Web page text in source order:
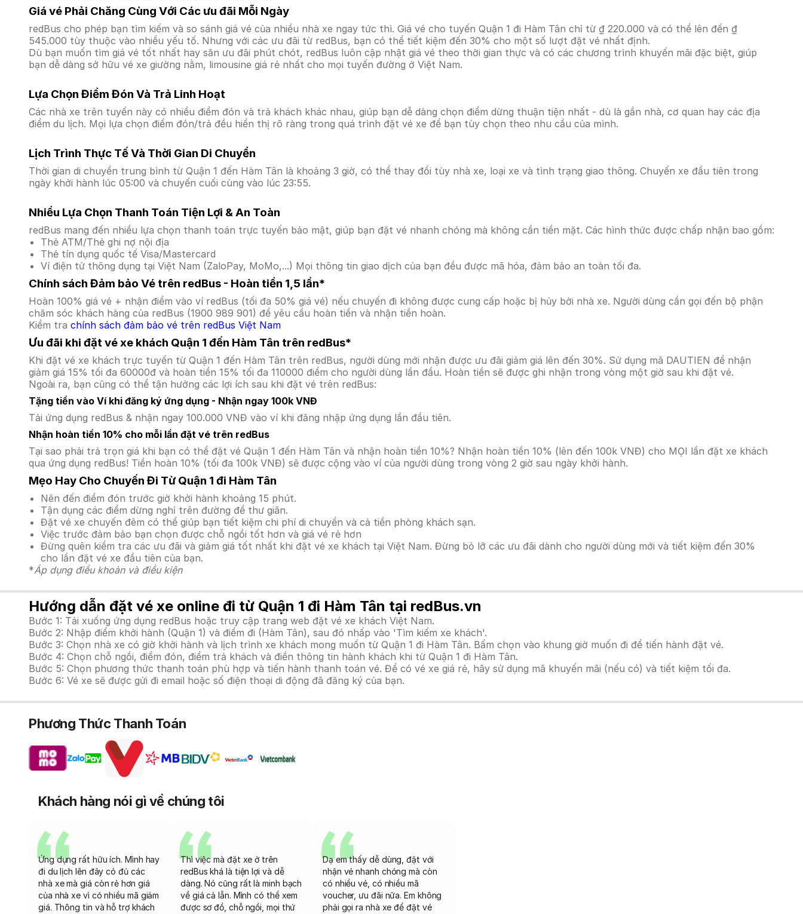
Giá vé Phải Chăng Cùng Với Các ưu đãi Mỗi Ngày
redBus cho phép bạn tìm kiếm và so sánh giá vé của nhiều nhà xe ngay tức thì. Giá vé cho tuyến Quận 1 đi Hàm Tân chỉ từ ₫ 220.000 và có thể lên đến ₫
545.000 tùy thuộc vào nhiều yếu tố. Nhưng với các ưu đãi từ redBus, bạn có thể tiết kiệm đến 30% cho một số lượt đặt vé nhất định.
Dù bạn muốn tìm giá vé tốt nhất hay săn ưu đãi phút chót, redBus luôn cập nhật giá vé theo thời gian thực và có các chương trình khuyến mãi đặc biệt, giúp
bạn dễ dàng sở hữu vé xe giường nằm, limousine giá rẻ nhất cho mọi tuyến đường ở Việt Nam.
Lựa Chọn Điểm Đón Và Trả Linh Hoạt
Các nhà xe trên tuyến này có nhiều điểm đón và trả khách khác nhau, giúp bạn dễ dàng chọn điểm dừng thuận tiện nhất - dù là gần nhà, cơ quan hay các địa
điểm du lịch. Mọi lựa chọn điểm đón/trả đều hiển thị rõ ràng trong quá trình đặt vé xe để bạn tùy chọn theo nhu cầu của mình.
Lịch Trình Thực Tế Và Thời Gian Di Chuyển
Thời gian di chuyển trung bình từ Quận 1 đến Hàm Tân là khoảng 3 giờ, có thể thay đổi tùy nhà xe, loại xe và tình trạng giao thông. Chuyến xe đầu tiên trong
ngày khởi hành lúc 05:00 và chuyến cuối cùng vào lúc 23:55.
Nhiều Lựa Chọn Thanh Toán Tiện Lợi & An Toàn
redBus mang đến nhiều lựa chọn thanh toán trực tuyến bảo mật, giúp bạn đặt vé nhanh chóng mà không cần tiền mặt. Các hình thức được chấp nhận bao gồm:
Thẻ ATM/Thẻ ghi nợ nội địa
Thẻ tín dụng quốc tế Visa/Mastercard
Ví điện tử thông dụng tại Việt Nam (ZaloPay, MoMo,...) Mọi thông tin giao dịch của bạn đều được mã hóa, đảm bảo an toàn tối đa.
Chính sách Đảm bảo Vé trên redBus - Hoàn tiền 1,5 lần*
Hoàn 100% giá vé + nhận điểm vào ví redBus (tối đa 50% giá vé) nếu chuyến đi không được cung cấp hoặc bị hủy bởi nhà xe. Người dùng cần gọi đến bộ phận
chăm sóc khách hàng của redBus (1900 989 901) để yêu cầu hoàn tiền và nhận tiền hoàn.
Kiểm tra chính sách đảm bảo vé trên redBus Việt Nam
Ưu đãi khi đặt vé xe khách Quận 1 đến Hàm Tân trên redBus*
Khi đặt vé xe khách trực tuyến từ Quận 1 đến Hàm Tân trên redBus, người dùng mới nhận được ưu đãi giảm giá lên đến 30%. Sử dụng mã DAUTIEN để nhận
giảm giá 15% tối đa 60000đ và hoàn tiền 15% tối đa 110000 điểm cho người dùng lần đầu. Hoàn tiền sẽ được ghi nhận trong vòng một giờ sau khi đặt vé.
Ngoài ra, bạn cũng có thể tận hưởng các lợi ích sau khi đặt vé trên redBus:
Tặng tiền vào Ví khi đăng ký ứng dụng - Nhận ngay 100k VNĐ
Tải ứng dụng redBus & nhận ngay 100.000 VNĐ vào ví khi đăng nhập ứng dụng lần đầu tiên.
Nhận hoàn tiền 10% cho mỗi lần đặt vé trên redBus
Tại sao phải trả trọn giá khi bạn có thể đặt vé Quận 1 đến Hàm Tân và nhận hoàn tiền 10%? Nhận hoàn tiền 10% (lên đến 100k VNĐ) cho MỌI lần đặt xe khách
qua ứng dụng redBus! Tiền hoàn 10% (tối đa 100k VNĐ) sẽ được cộng vào ví của người dùng trong vòng 2 giờ sau ngày khởi hành.
Mẹo Hay Cho Chuyến Đi Từ Quận 1 đi Hàm Tân
Nên đến điểm đón trước giờ khởi hành khoảng 15 phút.
Tận dụng các điểm dừng nghỉ trên đường để thư giãn.
Đặt vé xe chuyến đêm có thể giúp bạn tiết kiệm chi phí di chuyển và cả tiền phòng khách sạn.
Việc trước đảm bảo bạn chọn được chỗ ngồi tốt hơn và giá vé rẻ hơn
Đừng quên kiểm tra các ưu đãi và giảm giá tốt nhất khi đặt vé xe khách tại Việt Nam. Đừng bỏ lỡ các ưu đãi dành cho người dùng mới và tiết kiệm đến 30%
cho lần đặt vé xe đầu tiên của bạn.
*Áp dụng điều khoản và điều kiện
Hướng dẫn đặt vé xe online đi từ Quận 1 đi Hàm Tân tại redBus.vn
Bước 1: Tải xuống ứng dụng redBus hoặc truy cập trang web đặt vé xe khách Việt Nam.
Bước 2: Nhập điểm khởi hành (Quận 1) và điểm đi (Hàm Tân), sau đó nhấp vào 'Tìm kiếm xe khách'.
Bước 3: Chọn nhà xe có giờ khởi hành và lịch trình xe khách mong muốn từ Quận 1 đi Hàm Tân. Bấm chọn vào khung giờ muốn đi để tiến hành đặt vé.
Bước 4: Chọn chỗ ngồi, điểm đón, điểm trả khách và điền thông tin hành khách khi từ Quận 1 đi Hàm Tân.
Bước 5: Chọn phương thức thanh toán phù hợp và tiến hành thanh toán vé. Để có vé xe giá rẻ, hãy sử dụng mã khuyến mãi (nếu có) và tiết kiệm tối đa.
Bước 6: Vé xe sẽ được gửi đi email hoặc số điện thoại di động đã đăng ký của bạn.
Phương Thức Thanh Toán
Khách hàng nói gì về chúng tôi
Ứng dụng rất hữu ích. Mình hay
đi du lịch lên đây có đủ các
nhà xe mà giá còn rẻ hơn giá
của nhà xe vì có nhiều mã giảm
giá. Thông tin và hỗ trợ khách
Thì việc mà đặt xe ở trên
redBus khá là tiện lợi và dễ
dàng. Nó cũng rất là minh bạch
về giá cả lẫn. Mình có thể xem
được sơ đồ, chỗ ngồi, mọi thứ
Dạ em thấy dễ dùng, đặt với
nhận vé nhanh chóng mà còn
có nhiều vé, có nhiều mã
voucher, ưu đãi nữa. Em không
phải gọi ra nhà xe để đặt vé